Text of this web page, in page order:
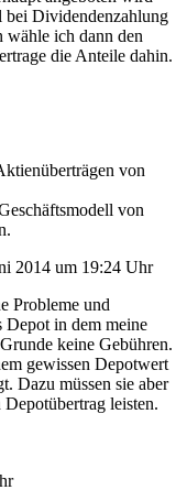
bei Dividendenzahlung
ich dann den
die Anteile dahin.
von
von
2014 um 19:24 Uhr
Probleme und
Depot in dem meine
keine Gebühren.
gewissen Depotwert
Dazu müssen sie aber
leisten.